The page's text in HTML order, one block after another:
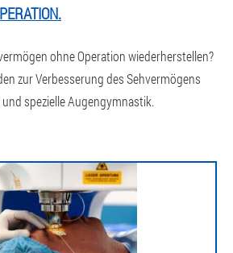
ohne Operation wiederherstellen?
zur Verbesserung des Sehvermögens
spezielle Augengymnastik.